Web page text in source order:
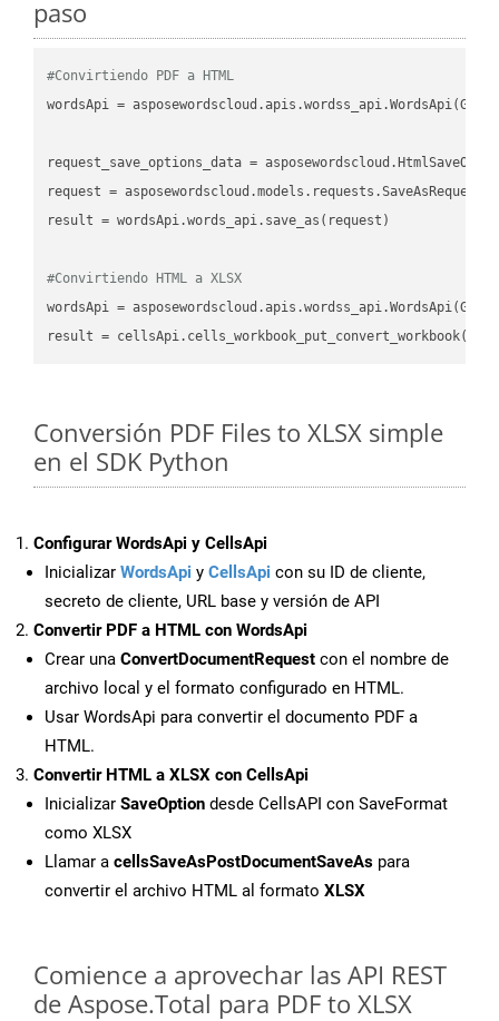
paso
#Convirtiendo PDF a HTML
wordsApi =
request_save_options_data =
request
result = wordsApi.words_api.save_as(request)
#Convirtiendo HTML a XLSX
wordsApi =
result =
Conversión PDF Files to XLSX simple
en el SDK Python
Configurar WordsApi y CellsApi
Inicializar WordsApi y CellsApi con su ID de cliente,
secreto de cliente, URL base y versión de API
Convertir PDF a HTML con WordsApi
Crear una ConvertDocumentRequest con el nombre de
archivo local y el formato configurado en HTML.
Usar WordsApi para convertir el documento PDF a
HTML.
Convertir HTML a XLSX con CellsApi
Inicializar SaveOption desde CellsAPI con SaveFormat
como XLSX
Llamar a cellsSaveAsPostDocumentSaveAs para
convertir el archivo HTML al formato XLSX
Comience a aprovechar las API REST
de Aspose.Total para PDF to XLSX